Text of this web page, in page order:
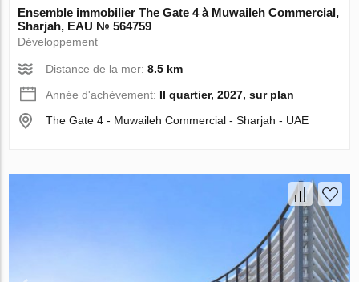
Ensemble immobilier The Gate 4 à Muwaileh Commercial,
Sharjah, EAU № 564759
Développement
Distance de la mer:8.5 km
Année d'achèvement: II quartier, 2027, sur plan
The Gate 4 - Muwaileh Commercial - Sharjah - UAE